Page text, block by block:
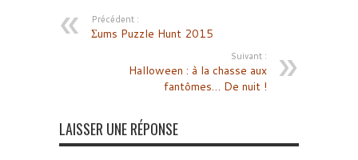
Précédent :
Σums Puzzle Hunt 2015
Suivant :
Halloween : à la chasse aux
fantômes… De nuit !
LAISSER UNE RÉPONSE